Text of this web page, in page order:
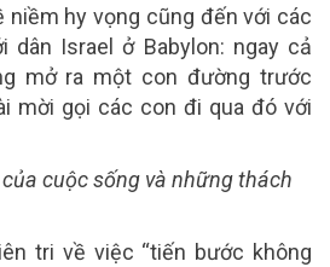
niềm hy vọng cũng đến với các
dân Israel ở Babylon: ngay cả
mở ra một con đường trước
mời gọi các con đi qua đó với
cuộc sống và những thách
tri về việc “tiến bước không